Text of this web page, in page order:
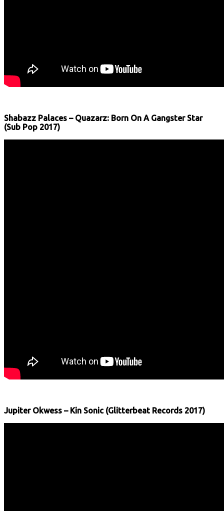
Shabazz Palaces – Quazarz: Born On A Gangster Star
(Sub Pop 2017)
Jupiter Okwess – Kin Sonic (Glitterbeat Records 2017)